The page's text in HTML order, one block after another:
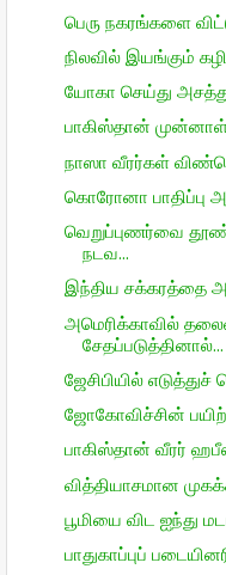
பெரு நகரங்களை
நிலவில் இயங்கும்
யோகா செய்து
பாகிஸ்தான் முன்னாள்
நாஸா வீரர்கள்
கொரோனா பாதிப்பு
வெறுப்புணர்வை
நடவ...
இந்திய சக்கரத்தை
அமெரிக்காவில்
சேதப்படுத்தினால்...
ஜேசிபியில்
ஜோகோவிச்சின்
பாகிஸ்தான் வீரர்
வித்தியாசமான
பூமியை விட ஐந்து
பாதுகாப்புப்